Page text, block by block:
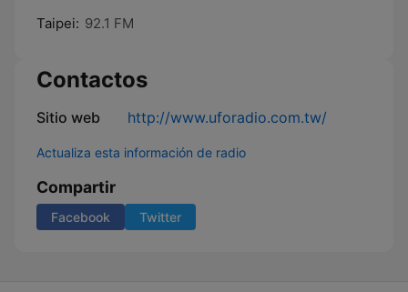
Taipei: 92.1 FM
Contactos
Sitio web http://www.uforadio.com.tw/
Actualiza esta información de radio
Compartir
Facebook Twitter